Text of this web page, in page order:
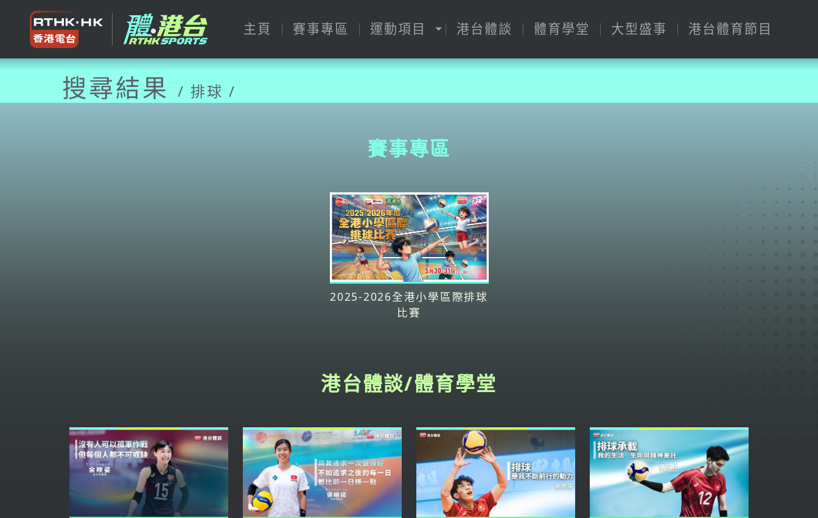
主頁 賽事專區 運動項目 港台體談 體育學堂 大型盛事 港台體育節目
搜尋結果 / 排球 /
賽事專區
2025-2026全港小學區際排球
比賽
港台體談/體育學堂